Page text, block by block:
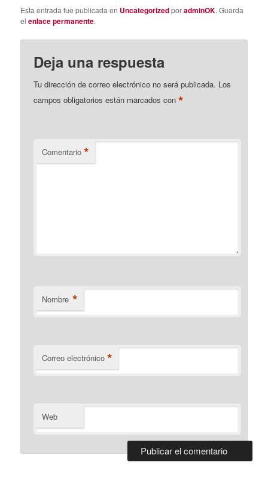
Esta entrada fue publicada en UncategorizedporadminOK. Guarda
elenlace permanente.
Deja una respuesta
Tu dirección de correo electrónico no será publicada. Los
campos obligatorios están marcados con*
Comentario *
Nombre *
Correo electrónico *
Web